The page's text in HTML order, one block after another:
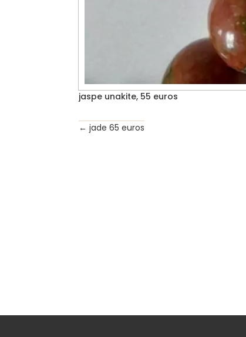
jaspe unakite, 55 euros
←jade 65 euros